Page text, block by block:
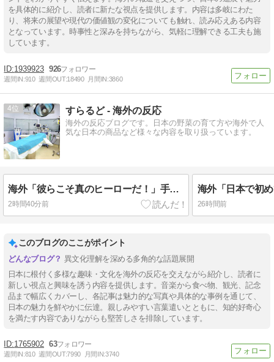
を具体的に紹介し、読者に新たな視点を提供します。内容は多岐にわた
り、将来の展望や現代の価値観の変化についても触れ、読み応えある内容
となっています。時事性と深みを持ちながら、気軽に理解できる工夫も施
しています。
1939923 926
週間IN:910 週間OUT:18490 月間IN:3860
4 すらるど - 海外の反応
海外の反応ブログです。日本の野菜の育て方や海外で人
気な日本の商品など様々な内容を取り扱っています。
海外「彼らこそ真のヒーローだ！」手術中に大地震が起きた熊本総合病院の映像を見た海外の反応
2時間40分前 26時間前
このブログのここがポイント
異文化理解を深める多角的な話題展開
日本に根付く多様な趣味・文化を海外の反応を交えながら紹介し、読者に
新しい視点と興味を誘う内容を提供します。音楽から食べ物、観光、記念
品まで幅広くカバーし、各記事は魅力的な写真や具体的な事例を通じて、
日本の魅力を鮮やかに伝達。親しみやすい言葉遣いとともに、知的好奇心
を満たす内容でありながらも堅苦しさを排除しています。
1765902 63
週間IN:810 週間OUT:7990 月間IN:3740